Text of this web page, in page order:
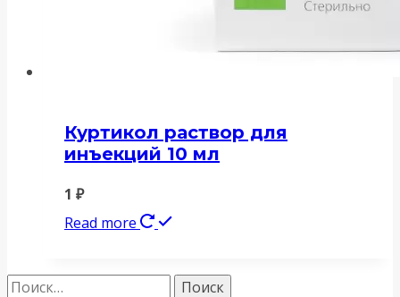
Куртикол раствор для
инъекций 10 мл
1 ₽
Read more
Найти: